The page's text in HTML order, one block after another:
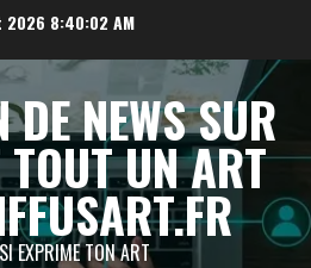
2026 8:40:03 AM
DE NEWS SUR
UN ART
EXPRIME TON ART